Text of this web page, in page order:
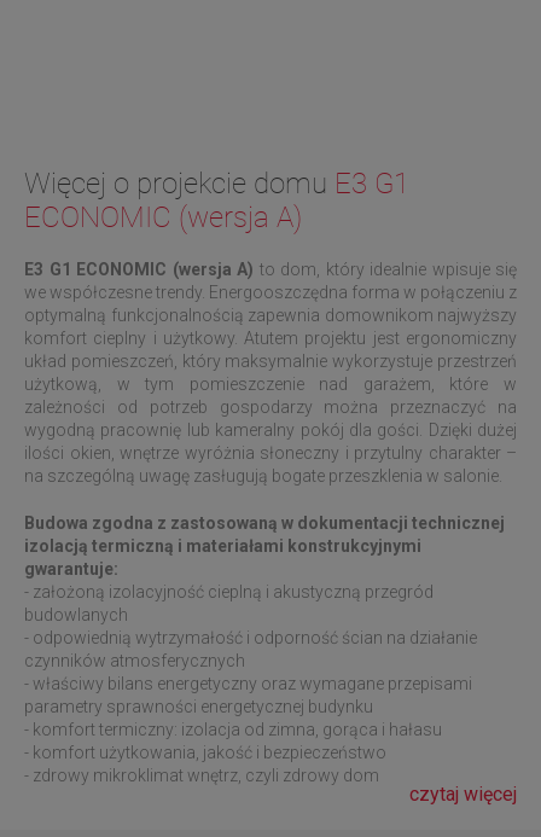
Więcej o projekcie domu E3 G1
ECONOMIC (wersja A)
E3 G1 ECONOMIC (wersja A) to dom, który idealnie wpisuje się
we współczesne trendy. Energooszczędna forma w połączeniu z
optymalną funkcjonalnością zapewnia domownikom najwyższy
komfort cieplny i użytkowy. Atutem projektu jest ergonomiczny
układ pomieszczeń, który maksymalnie wykorzystuje przestrzeń
użytkową, w tym pomieszczenie nad garażem, które w
zależności od potrzeb gospodarzy można przeznaczyć na
wygodną pracownię lub kameralny pokój dla gości. Dzięki dużej
ilości okien, wnętrze wyróżnia słoneczny i przytulny charakter –
na szczególną uwagę zasługują bogate przeszklenia w salonie.
Budowa zgodna z zastosowaną w dokumentacji technicznej
izolacją termiczną i materiałami konstrukcyjnymi
gwarantuje:
- założoną izolacyjność cieplną i akustyczną przegród
budowlanych
- odpowiednią wytrzymałość i odporność ścian na działanie
czynników atmosferycznych
- właściwy bilans energetyczny oraz wymagane przepisami
parametry sprawności energetycznej budynku
- komfort termiczny: izolacja od zimna, gorąca i hałasu
- komfort użytkowania, jakość i bezpieczeństwo
- zdrowy mikroklimat wnętrz, czyli zdrowy dom
czytaj więcej